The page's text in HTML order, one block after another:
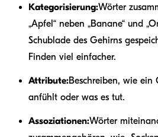
Kategorisierung:Wörter
„Apfel“ neben „Banane“ und
Schublade des Gehirns
Finden viel einfacher.
Attribute:Beschreiben, wie ein
anfühlt oder was es tut.
Assoziationen:Wörter